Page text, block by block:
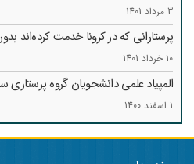
3 مرداد 1401
پرستارانی که در کرونا خدمت کرد‌ه‌اند
10 خرداد 1401
المپیاد علمی دانشجویان گروه پرستاری
1 اسفند 1400